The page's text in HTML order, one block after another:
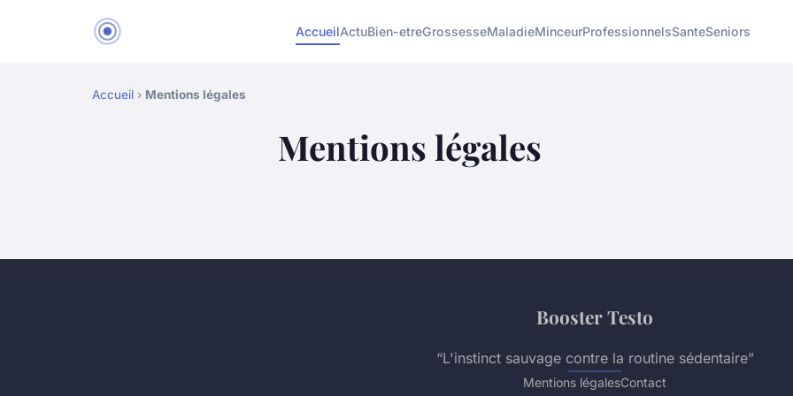
AccueilActuBien-etreGrossesseMaladieMinceurProfessionnelsSanteSeniors
Accueil › Mentions légales
Mentions légales
Booster Testo
“L'instinct sauvage contre la routine sédentaire”
Mentions légalesContact